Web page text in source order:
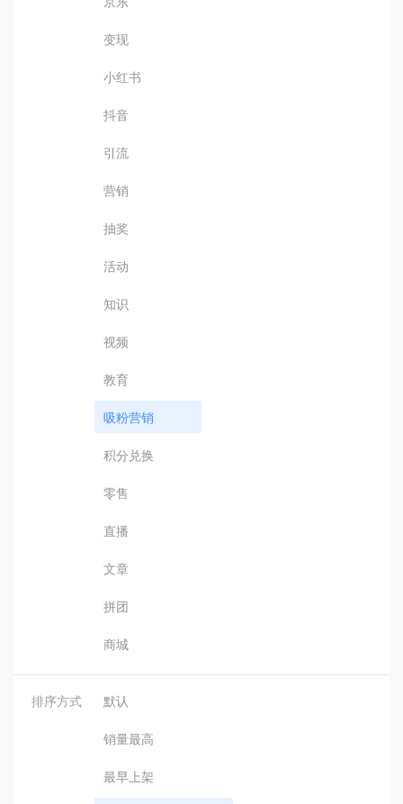
变现
小红书
抖音
引流
营销
抽奖
活动
知识
视频
教育
吸粉营销
积分兑换
零售
直播
文章
拼团
商城
排序方式 默认
销量最高
最早上架